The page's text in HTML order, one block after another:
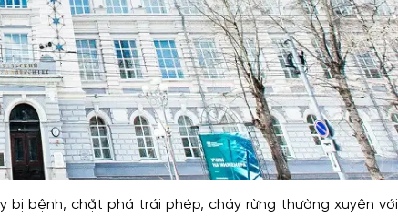
bị bệnh, chặt phá trái phép, cháy rừng thường xuyên với